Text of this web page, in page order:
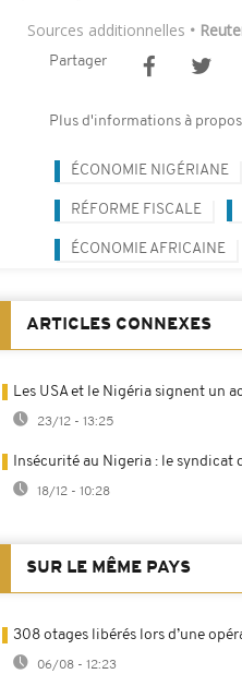
Sources additionnelles •
Partager
Plus d'informations à
ÉCONOMIE NIGÉRIANE
RÉFORME FISCALE
ÉCONOMIE AFRICAINE
ARTICLES CONNEXES
Les USA et le Nigéria signent un
23/12 - 13:25
Insécurité au Nigeria : le
18/12 - 10:28
SUR LE MÊME PAYS
308 otages libérés lors d’une
06/08 - 12:23